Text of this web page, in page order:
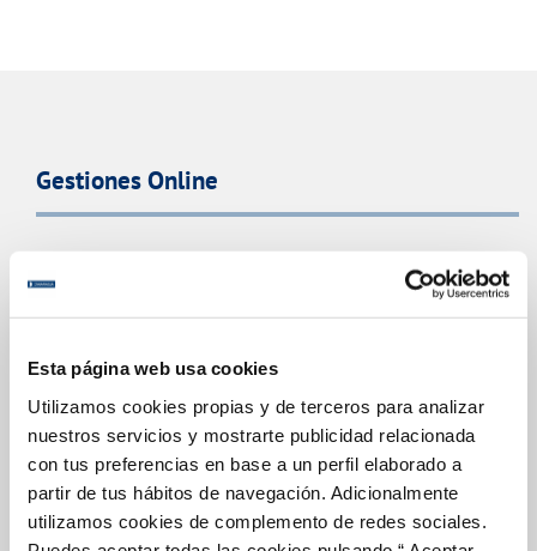
Esta página web usa cookies
Utilizamos cookies propias y de terceros para analizar
nuestros servicios y mostrarte publicidad relacionada
con tus preferencias en base a un perfil elaborado a
partir de tus hábitos de navegación. Adicionalmente
utilizamos cookies de complemento de redes sociales.
Gestiones Online
INCIDENCIAS
TODAS LAS GESTIONES
OTRAS GESTIONES